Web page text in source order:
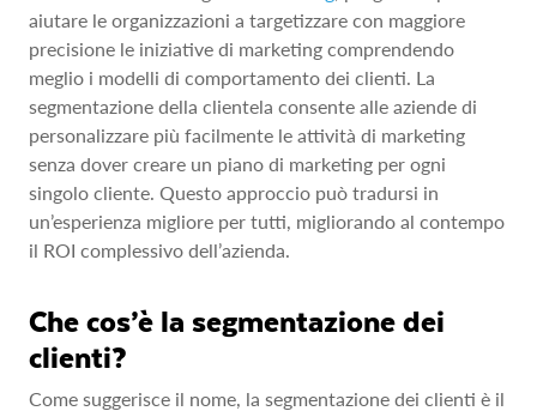
aiutare le organizzazioni a targetizzare con maggiore
precisione le iniziative di marketing comprendendo
meglio i modelli di comportamento dei clienti. La
segmentazione della clientela consente alle aziende di
personalizzare più facilmente le attività di marketing
senza dover creare un piano di marketing per ogni
singolo cliente. Questo approccio può tradursi in
un’esperienza migliore per tutti, migliorando al contempo
il ROI complessivo dell’azienda.
Che cos’è la segmentazione dei
clienti?
Come suggerisce il nome, la segmentazione dei clienti è il